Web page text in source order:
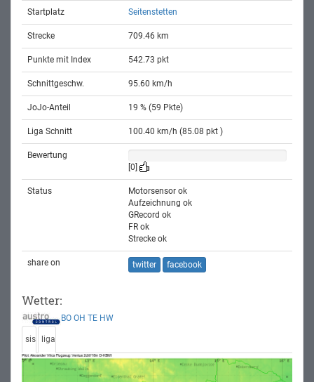
Startplatz Seitenstetten
Strecke 709.46 km
Punkte mit Index 542.73 pkt
Schnittgeschw. 95.60 km/h
JoJo-Anteil 19 % (59 Pkte)
Liga Schnitt 100.40 km/h (85.08 pkt )
Bewertung
[0]
Status
Motorsensor ok
Aufzeichnung ok
GRecord ok
FR ok
Strecke ok
share on twitter facebook
Wetter:
BO OH TE HW
sis liga